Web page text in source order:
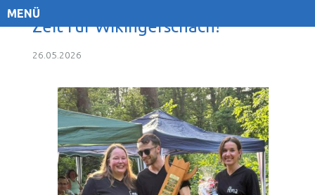
MENÜ
Zeit für Wikingerschach!
26.05.2026